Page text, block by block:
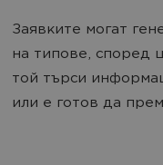
Заявките могат
на типове, според
той търси
или е готов да